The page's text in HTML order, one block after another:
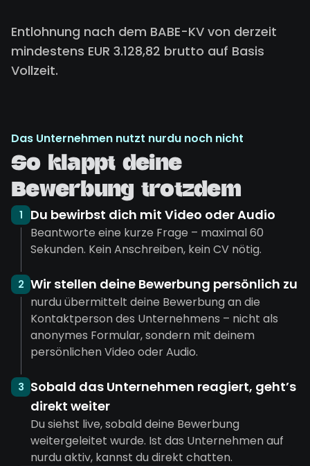
Entlohnung nach dem BABE-KV von derzeit
mindestens EUR 3.128,82 brutto auf Basis
Vollzeit.
Das Unternehmen nutzt nurdu noch nicht
So klappt deine
Bewerbung trotzdem
1 Du bewirbst dich mit Video oder Audio
Beantworte eine kurze Frage – maximal 60
Sekunden. Kein Anschreiben, kein CV nötig.
2 Wir stellen deine Bewerbung persönlich zu
nurdu übermittelt deine Bewerbung an die
Kontaktperson des Unternehmens – nicht als
anonymes Formular, sondern mit deinem
persönlichen Video oder Audio.
3 Sobald das Unternehmen reagiert, geht’s
direkt weiter
Du siehst live, sobald deine Bewerbung
weitergeleitet wurde. Ist das Unternehmen auf
nurdu aktiv, kannst du direkt chatten.